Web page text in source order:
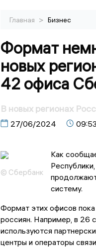
Главная > Бизнес
Формат
новых
42 офиса
В новых регионах
27/06/2024 09:53
© Сбербанк
Как
систему.
Формат этих офисов
россиян. Например, в 26
используются
центры и операторы